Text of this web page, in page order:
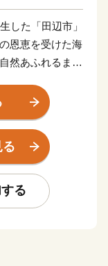
した「田辺市」
恩恵を受けた海
然あふれるまち
を活かした持続
れている「みな
産を有していま
どたくさんの魅
る